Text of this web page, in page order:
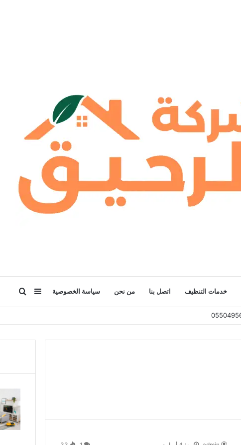
خدمات التنظيف اتصل بنا من نحن سياسة الخصوصية بحثإضافة